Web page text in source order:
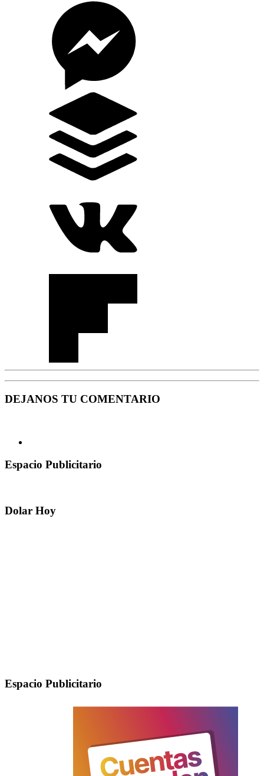
DEJANOS TU COMENTARIO
Espacio Publicitario
Dolar Hoy
Espacio Publicitario